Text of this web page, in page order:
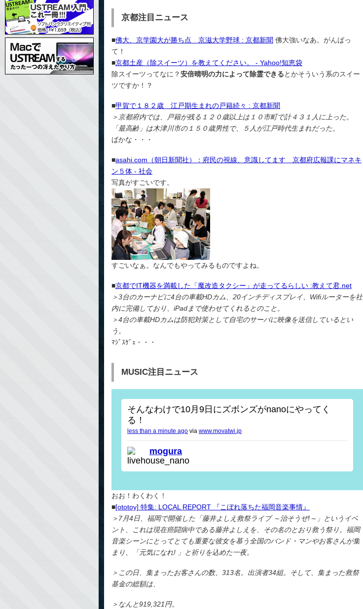
京都注目ニュース
■佛大、京学園大が勝ち点 京滋大学野球 : 京都新聞 佛大強いなあ。がんばっ
て！
■京都土産（除スイーツ）を教えてください。 - Yahoo!知恵袋
除スイーツってなに？安倍晴明の力によって除霊できるとかそういう系のスイー
ツですか！？
■甲賀で１８２歳 江戸期生まれの戸籍続々 : 京都新聞
＞京都府内では、戸籍が残る１２０歳以上は１０市町で計４３１人に上った。
「最高齢」は木津川市の１５０歳男性で、５人が江戸時代生まれだった。
ばかな・・・
■asahi.com（朝日新聞社）：府民の視線、意識してます 京都府広報課にマネキ
ン５体 - 社会
写真がすごいです。
すごいなぁ。なんでもやってみるものですよね。
■京都でIT機器を満載した「魔改造タクシー」が走ってるらしい :教えて君.net
＞3台のカーナビに4台の車載HDカム、20インチディスプレイ、Wifiルーターを社
内に完備しており、iPadまで使わせてくれるとのこと。
＞4台の車載HDカムは防犯対策として自宅のサーバに映像を送信しているとい
う。
ﾏｼﾞｽｹﾞｪ・・・
MUSIC注目ニュース
そんなわけで10月9日にズボンズがnanoにやってく
る！
less than a minute ago via www.movatwi.jp
mogura
livehouse_nano
おお！わくわく！
■[ototoy] 特集: LOCAL REPORT 『こぼれ落ちた福岡音楽事情』
＞7月4日、福岡で開催した「藤井よしえ救祭ライブ ～治そうぜ!～」というイベ
ント、これは現在癌闘病中である藤井よしえを、その名のとおり救う祭り。福岡
音楽シーンにとってとても重要な彼女を慕う全国のバンド・マンやお客さんが集
まり、「元気になれ! 」と祈りを込めた一夜。
＞この日、集まったお客さんの数、313名。出演者34組。そして、集まった救祭
基金の総額は、
＞なんと919,321円。